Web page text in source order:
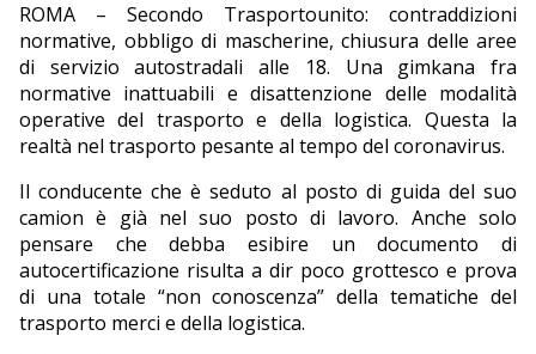
ROMA – Secondo Trasportounito: contraddizioni
normative, obbligo di mascherine, chiusura delle aree
di servizio autostradali alle 18. Una gimkana fra
normative inattuabili e disattenzione delle modalità
operative del trasporto e della logistica. Questa la
realtà nel trasporto pesante al tempo del coronavirus.
Il conducente che è seduto al posto di guida del suo
camion è già nel suo posto di lavoro. Anche solo
pensare che debba esibire un documento di
autocertificazione risulta a dir poco grottesco e prova
di una totale “non conoscenza” della tematiche del
trasporto merci e della logistica.